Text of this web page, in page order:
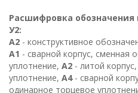
Расшифровка обозначения
У2:
А2 - конструктивное
А1 - сварной корпус, сменная
уплотнение, А2 - литой
уплотнение, А4- сварной
одинарное торцевое